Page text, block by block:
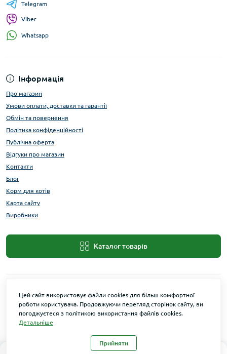
0
Інформація
Про магазин
Умови оплати, доставки та гарантії
Обмін та повернення
Політика конфіденційності
Публічна оферта
Відгуки про магазин
Контакти
Блог
Корм для котів
Карта сайту
Виробники
Каталог товарів
Telegram
Viber
Whatsapp
Цей сайт використовує файли cookies для більш комфортної
роботи користувача. Продовжуючи перегляд сторінок сайту, ви
погоджуєтеся з політикою використання файлів cookies.
Детальніше
Прийняти